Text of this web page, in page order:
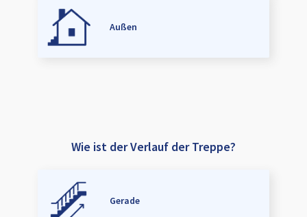
Außen
Wie ist der Verlauf der Treppe?
Gerade